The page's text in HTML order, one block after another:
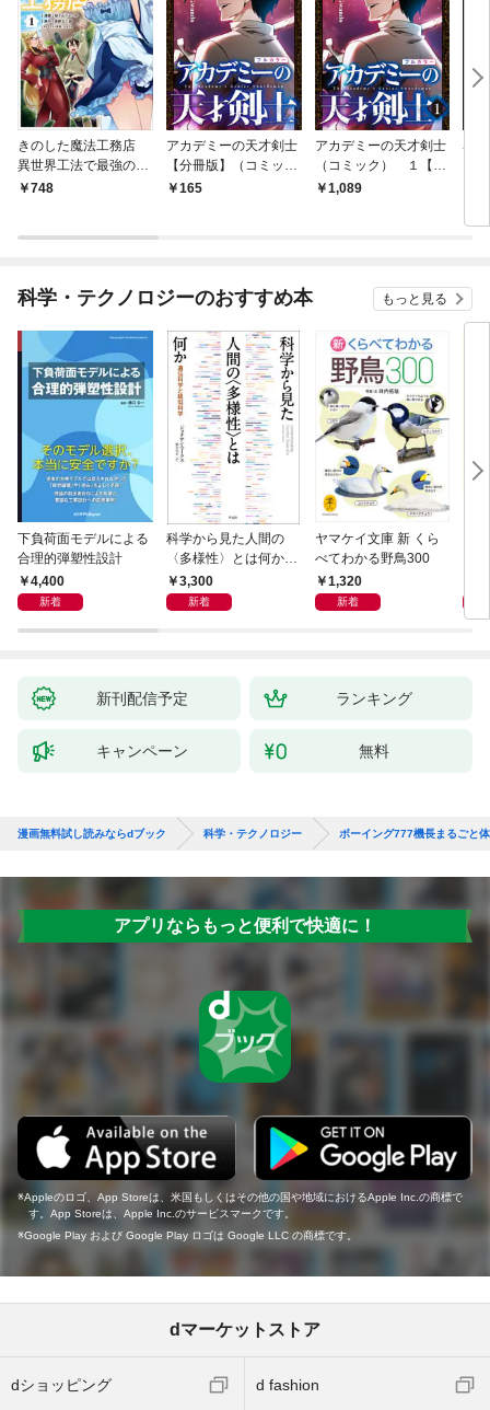
きのした魔法工務店
異世界工法で最強の家
づくりを（コミック）
748
アカデミーの天才剣士
【分冊版】（コミッ
ク） １話【フルカラ
165
アカデミーの天才剣士
（コミック） １【フ
ルカラー】
1,089
暴
科学・テクノロジーのおすすめ本 もっと見る
下負荷面モデルによる
合理的弾塑性設計
4,400
新着
科学から見た人間の
〈多様性〉とは何か―
―遺伝科学と疑似科学
3,300
新着
ヤマケイ文庫 新 くら
べてわかる野鳥300
1,320
新着
新刊配信予定 ランキング
キャンペーン 無料
漫画無料試し読みならdブック 科学・テクノロジー ボーイング777機長まるごと
アプリならもっと便利で快適に！
Appleのロゴ、App Storeは、米国もしくはその他の国や地域におけるApple Inc.の商標で
す。App Storeは、Apple Inc.のサービスマークです。
Google Play および Google Play ロゴは Google LLC の商標です。
dマーケットストア
dショッピング d fashion